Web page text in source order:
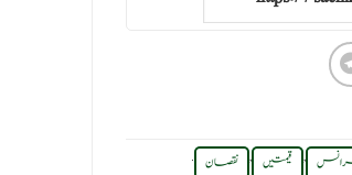
, قیمتیں , نقصان .